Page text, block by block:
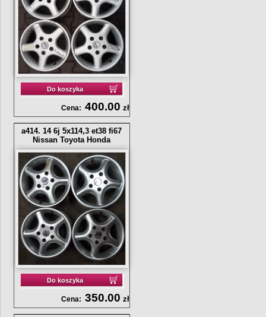
Do koszyka
Cena: 400.00 zł
a414. 14 6j 5x114,3 et38 fi67
Nissan Toyota Honda
Do koszyka
Cena: 350.00 zł